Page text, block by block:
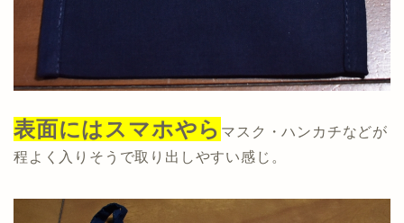
表面にはスマホやら マスク・ハンカチなどが
程よく入りそうで取り出しやすい感じ。